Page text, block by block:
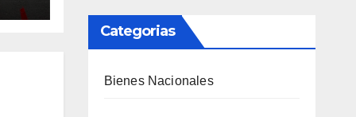
Categorias
Bienes Nacionales